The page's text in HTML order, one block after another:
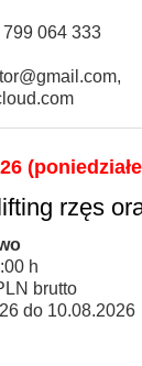
064 333
rzęs
h
brutto
do 10.08.2026